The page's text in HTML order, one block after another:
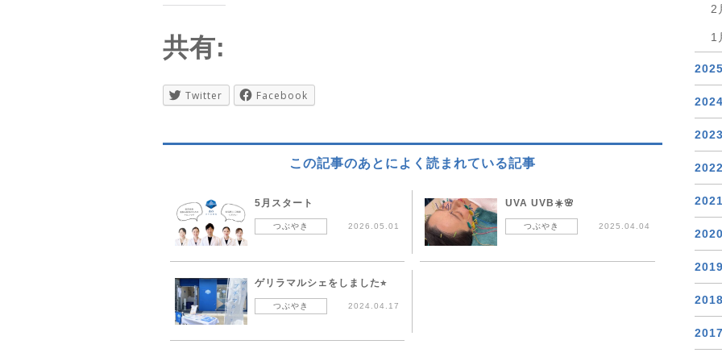
共有:
Twitter Facebook
この記事のあとによく読まれている記事
5月スタート
つぶやき 2026.05.01
UVA UVB☀️🌸
つぶやき 2025.04.04
ゲリラマルシェをしました⭐︎
つぶやき 2024.04.17
2
1
2025
2024
2023
2022
2021
2020
2019
2018
2017